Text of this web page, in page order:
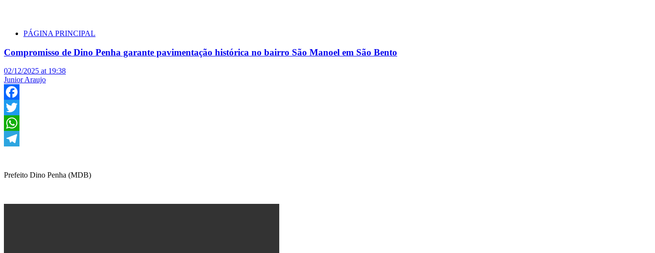
PÁGINA PRINCIPAL
Compromisso de Dino Penha garante pavimentação histórica no bairro São Manoel em São Bento
02/12/2025 at 19:38
Junior Araujo
Facebook
Twitter
WhatsApp
Prefeito Dino Penha (MDB)